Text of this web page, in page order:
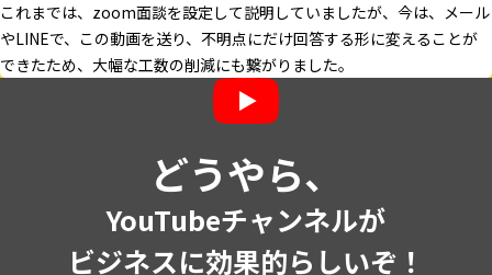
これまでは、zoom面談を設定して説明していましたが、今は、メール
やLINEで、この動画を送り、不明点にだけ回答する形に変えることが
できたため、大幅な工数の削減にも繋がりました。
どうやら、
YouTubeチャンネルが
ビジネスに効果的らしいぞ！